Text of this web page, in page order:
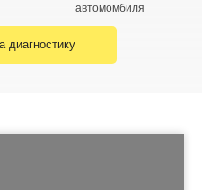
ул. Ватутина,
автомомбиля
диагностику